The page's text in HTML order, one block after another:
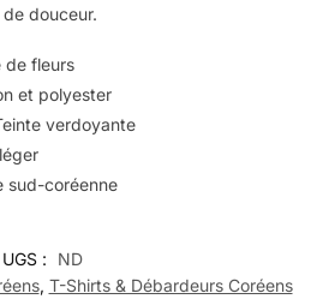
douceur.
de fleurs
et polyester
verdoyante
sud-coréenne
UGS :
ND
, T-Shirts & Débardeurs Coréens